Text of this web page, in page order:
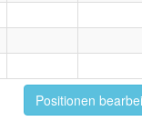
Positionen